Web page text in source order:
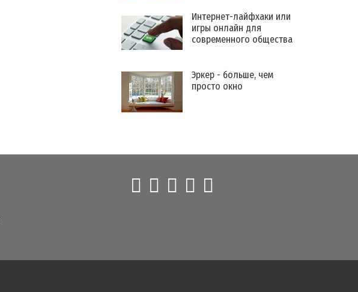
Интернет-лайфхаки или
игры онлайн для
современного общества
Эркер - больше, чем
просто окно